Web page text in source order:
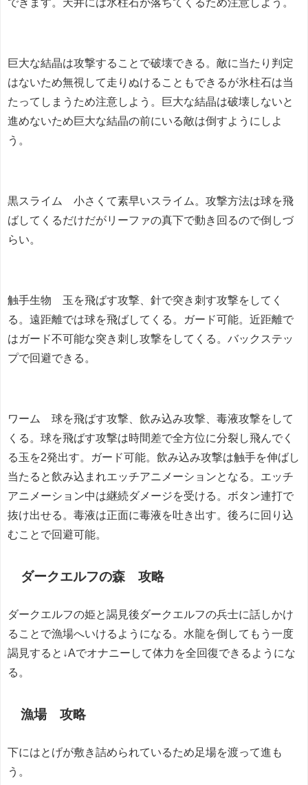
巨大な結晶は攻撃することで破壊できる。敵に当たり判定
はないため無視して走りぬけることもできるが氷柱石は当
たってしまうため注意しよう。巨大な結晶は破壊しないと
進めないため巨大な結晶の前にいる敵は倒すようにしよ
う。
黒スライム 小さくて素早いスライム。攻撃方法は球を飛
ばしてくるだけだがリーファの真下で動き回るので倒しづ
らい。
触手生物 玉を飛ばす攻撃、針で突き刺す攻撃をしてく
る。遠距離では球を飛ばしてくる。ガード可能。近距離で
はガード不可能な突き刺し攻撃をしてくる。バックステッ
プで回避できる。
ワーム 球を飛ばす攻撃、飲み込み攻撃、毒液攻撃をして
くる。球を飛ばす攻撃は時間差で全方位に分裂し飛んでく
る玉を2発出す。ガード可能。飲み込み攻撃は触手を伸ばし
当たると飲み込まれエッチアニメーションとなる。エッチ
アニメーション中は継続ダメージを受ける。ボタン連打で
抜け出せる。毒液は正面に毒液を吐き出す。後ろに回り込
むことで回避可能。
ダークエルフの森 攻略
ダークエルフの姫と謁見後ダークエルフの兵士に話しかけ
ることで漁場へいけるようになる。水龍を倒してもう一度
謁見すると↓Aでオナニーして体力を全回復できるようにな
る。
漁場 攻略
下にはとげが敷き詰められているため足場を渡って進も
う。